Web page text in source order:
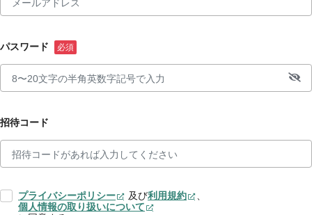
パスワード
招待コード
プライバシーポリシー 及び利用規約
、
個人情報の取り扱いについて